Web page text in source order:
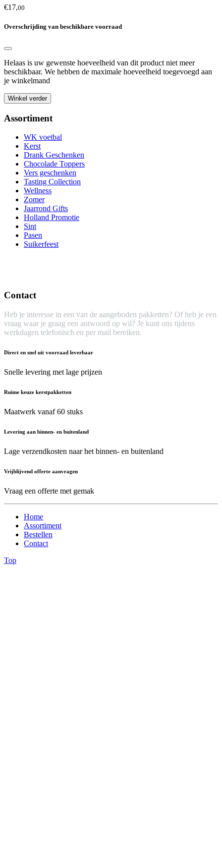
€17,00
Overschrijding van beschikbare voorraad
Helaas is uw gewenste hoeveelheid van dit product niet meer
beschikbaar. We hebben de maximale hoeveelheid toegevoegd aan
je winkelmand
Winkel verder
Assortiment
WK voetbal
Kerst
Drank Geschenken
Chocolade Toppers
Vers geschenken
Tasting Collection
Wellness
Zomer
Jaarrond Gifts
Holland Promotie
Sint
Pasen
Suikerfeest
Contact
Heb je interesse in een van de aangeboden pakketten? Of heb je een
vraag waar je graag een antwoord op wil? Je kunt ons tijdens
werkdagen telefonisch en per mail bereiken.
Direct en snel uit voorraad leverbaar
Snelle levering met lage prijzen
Ruime keuze kerstpakketten
Maatwerk vanaf 60 stuks
Levering aan binnen- en buitenland
Lage verzendkosten naar het binnen- en buitenland
Vrijblijvend offerte aanvragen
Vraag een offerte met gemak
Home
Assortiment
Bestellen
Contact
Top